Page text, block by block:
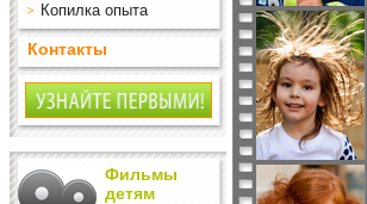
Копилка опыта
Контакты
Фильмы
детям